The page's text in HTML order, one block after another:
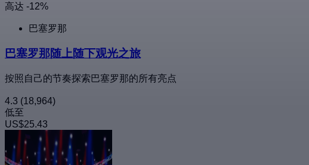
高达 -12%
巴塞罗那
巴塞罗那随上随下观光之旅
按照自己的节奏探索巴塞罗那的所有亮点
4.3 (18,964)
低至
US$25.43